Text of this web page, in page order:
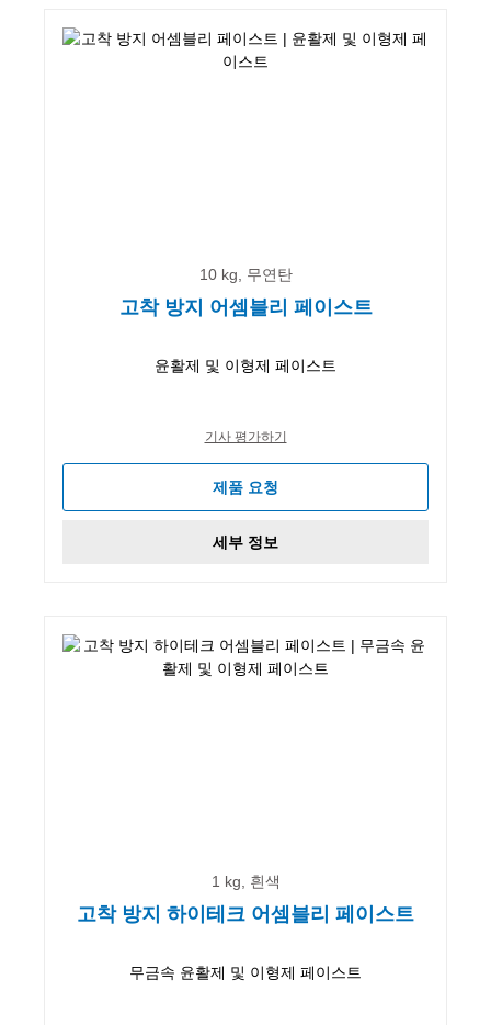
10 kg, 무연탄
고착 방지 어셈블리 페이스트
윤활제 및 이형제 페이스트
기사 평가하기
제품 요청
세부 정보
1 kg, 흰색
고착 방지 하이테크 어셈블리 페이스트
무금속 윤활제 및 이형제 페이스트